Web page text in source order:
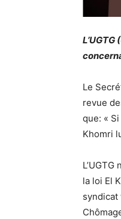
Le
revue
que: «
Khomri
la loi El
syndicat